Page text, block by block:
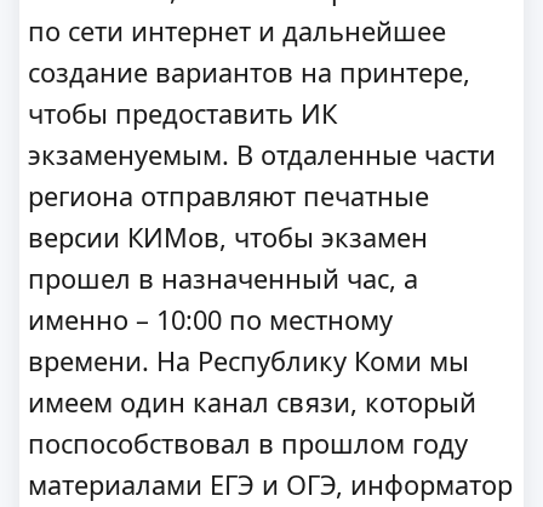
по сети интернет и дальнейшее
создание вариантов на принтере,
чтобы предоставить ИК
экзаменуемым. В отдаленные части
региона отправляют печатные
версии КИМов, чтобы экзамен
прошел в назначенный час, а
именно – 10:00 по местному
времени. На Республику Коми мы
имеем один канал связи, который
поспособствовал в прошлом году
материалами ЕГЭ и ОГЭ, информатор